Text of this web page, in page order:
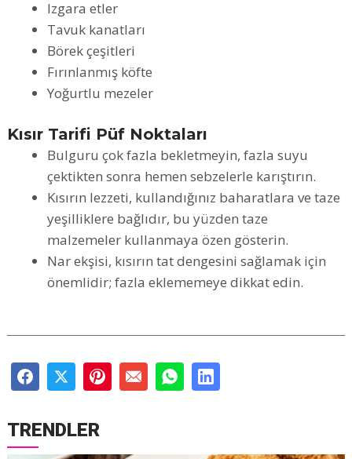
Izgara etler
Tavuk kanatları
Börek çeşitleri
Fırınlanmış köfte
Yoğurtlu mezeler
Kısır Tarifi Püf Noktaları
Bulguru çok fazla bekletmeyin, fazla suyu
çektikten sonra hemen sebzelerle karıştırın.
Kısırın lezzeti, kullandığınız baharatlara ve taze
yeşilliklere bağlıdır, bu yüzden taze
malzemeler kullanmaya özen gösterin.
Nar ekşisi, kısırın tat dengesini sağlamak için
önemlidir; fazla eklememeye dikkat edin.
TRENDLER